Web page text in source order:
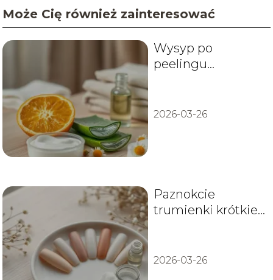
Może Cię również zainteresować
Wysyp po
peelingu
leczenie
2026-03-26
Paznokcie
trumienki krótkie
2026-03-26